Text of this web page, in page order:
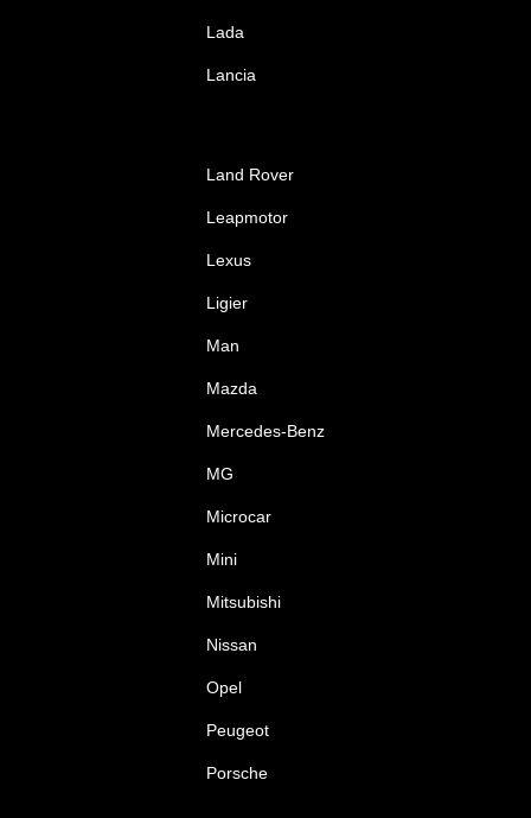
Lada
Lancia
Land Rover
Leapmotor
Lexus
Ligier
Man
Mazda
Mercedes-Benz
MG
Microcar
Mini
Mitsubishi
Nissan
Opel
Peugeot
Porsche